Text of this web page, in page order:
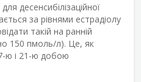
десенсибілізаційної
за рівнями естрадіолу
такій на ранній
150 пмоль/л). Це, як
ю і 21-ю добою